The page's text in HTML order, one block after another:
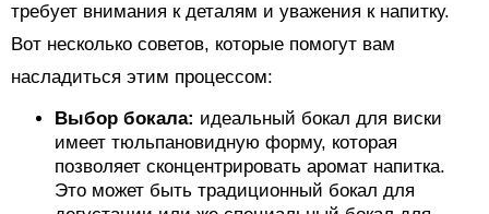
требует внимания к деталям и уважения к напитку.
Вот несколько советов, которые помогут вам
насладиться этим процессом:
Выбор бокала: идеальный бокал для виски
имеет тюльпановидную форму, которая
позволяет сконцентрировать аромат напитка.
Это может быть традиционный бокал для